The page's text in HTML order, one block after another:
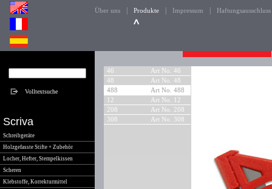
Über uns Produkte Impressum Haftungsausschluss
Scriva
Schreibgeräte
Holzgefasste Stifte + Zubehör
Locher, Hefter, Stempelkissen
Scheren
Klebstoffe, Korrekturmittel
46
Art No. 46
48
Art No. 48
488
Art No. 488
12
Art No. 12
208
Art No. 208
308
Art No. 308